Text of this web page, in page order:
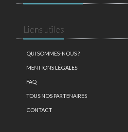
Liens utiles
QUI SOMMES-NOUS ?
MENTIONS LÉGALES
FAQ
TOUS NOS PARTENAIRES
CONTACT